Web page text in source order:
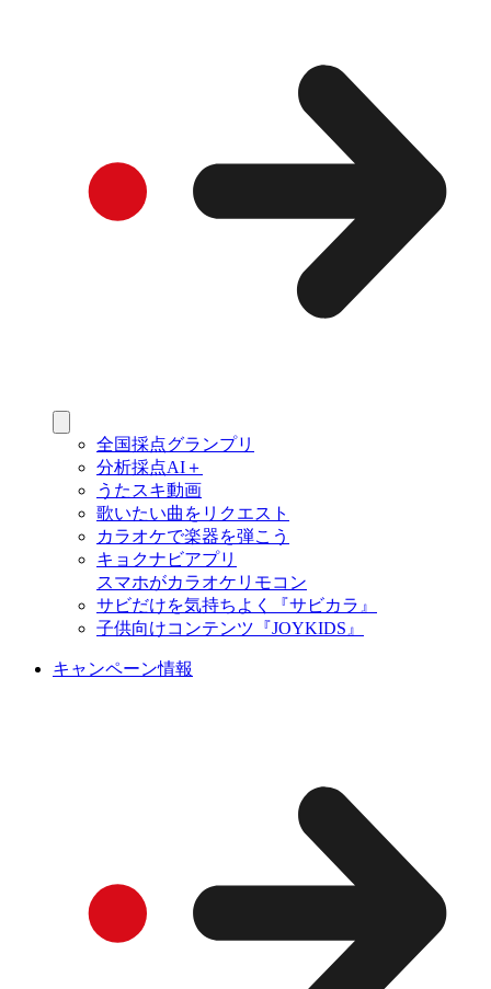
全国採点グランプリ
分析採点AI＋
うたスキ動画
歌いたい曲をリクエスト
カラオケで楽器を弾こう
キョクナビアプリ
スマホがカラオケリモコン
サビだけを気持ちよく『サビカラ』
子供向けコンテンツ『JOYKIDS』
キャンペーン情報